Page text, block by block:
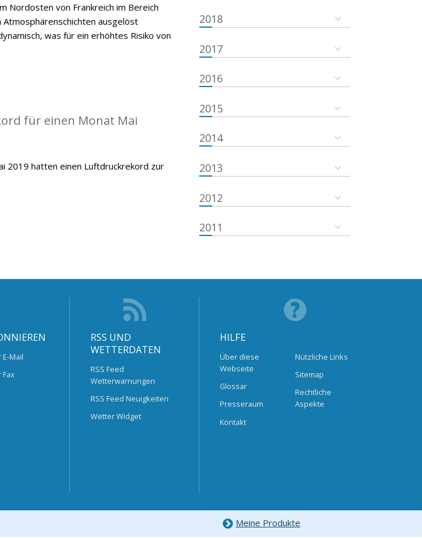
Nordosten von Frankreich im Bereich
ausgelöst
was für ein erhöhtes Risiko von
für einen Monat Mai
2019 hatten einen Luftdruckrekord zur
2018
2017
2016
2015
2014
2013
2012
2011
Mail
RSS UND
WETTERDATEN
RSS Feed
Wetterwarnungen
RSS Feed Neuigkeiten
Wetter Widget
HILFE
Über diese
Webseite
Glossar
Presseraum
Kontakt
Nützliche Links
Sitemap
Rechtliche
Aspekte
Meine Produkte